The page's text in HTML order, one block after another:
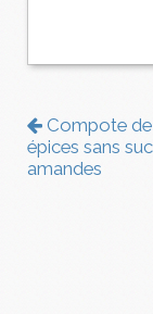
Compote
épices sans
amandes